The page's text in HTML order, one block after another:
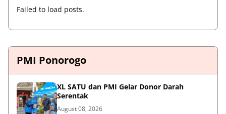
Failed to load posts.
PMI Ponorogo
XL SATU dan PMI Gelar Donor Darah
Serentak
August 08, 2026